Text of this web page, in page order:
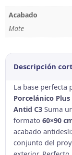
Acabado
Mate
Descripción
La base perfecta
Porcelánico
Antid C3 Suma
formato60×90
acabado
conjunto del